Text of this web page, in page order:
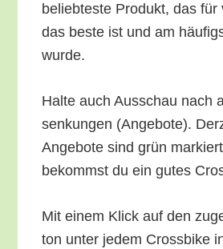
belieb­tes­te Pro­dukt, das für
das bes­te ist und am
wurde.
Hal­te auch Aus­schau nach
sen­kun­gen (Ange­bo­te).
Ange­bo­te sind grün
bekommst du ein gutes
Mit einem Klick auf den
ton unter jedem Cross­bike